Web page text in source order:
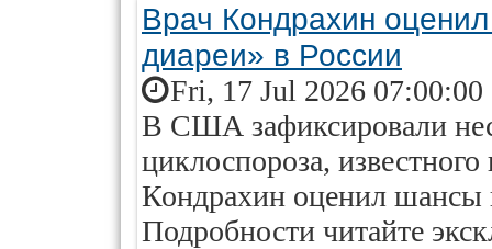
Врач Кондрахин
диареи» в России
Fri, 17 Jul 2026 07:00:00
В США зафиксировали
циклоспороза,
Кондрахин оценил шансы
Подробности читайте